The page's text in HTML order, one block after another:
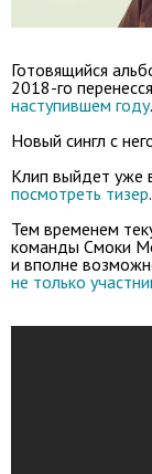
Готовящийся
2018-го перенесся
наступившем году.
Новый сингл с
Клип выйдет уже
посмотреть тизер.
Тем временем
команды Смоки
и вполне
не только